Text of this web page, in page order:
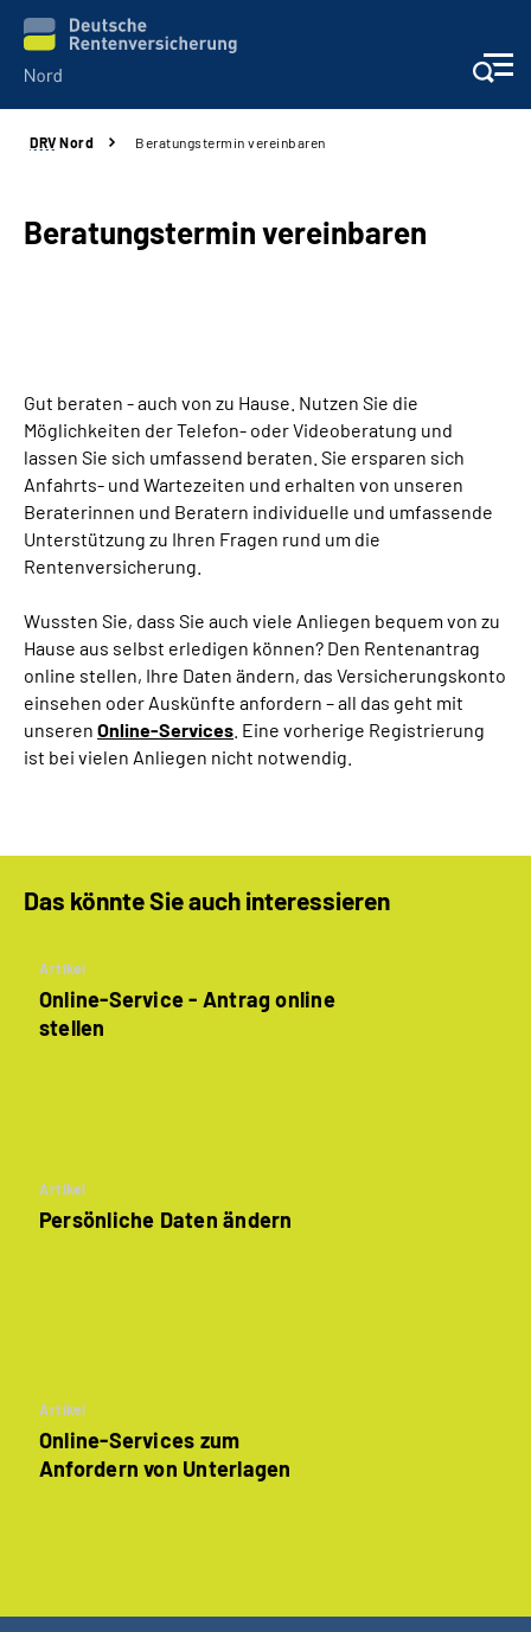
Aktuelles
Services
Karriere
Über uns
Online-Services
Inhalte in Gebärdensprache (DGS)
Leichte Sprache
Suche
DRV Nord Beratungstermin vereinbaren
Beratungstermin vereinbaren
Gut beraten - auch von zu Hause. Nutzen Sie die
Möglichkeiten der Telefon- oder Videoberatung und
lassen Sie sich umfassend beraten. Sie ersparen sich
Anfahrts- und Wartezeiten und erhalten von unseren
Beraterinnen und Beratern individuelle und umfassende
Unterstützung zu Ihren Fragen rund um die
Rentenversicherung.
Wussten Sie, dass Sie auch viele Anliegen bequem von zu
Hause aus selbst erledigen können? Den Rentenantrag
online stellen, Ihre Daten ändern, das Versicherungskonto
einsehen oder Auskünfte anfordern – all das geht mit
unseren Online-Services . Eine vorherige Registrierung
ist bei vielen Anliegen nicht notwendig.
Das könnte Sie auch interessieren
Artikel
Online-Service - Antrag online
stellen
Artikel
Persönliche Daten ändern
Artikel
Online-Services zum
Anfordern von Unterlagen